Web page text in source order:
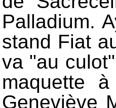
Palladium.
stand Fiat
va "au
maquette
Geneviève